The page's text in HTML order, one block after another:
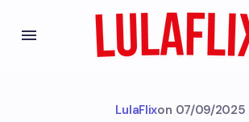
LulaFlixon 07/09/2025